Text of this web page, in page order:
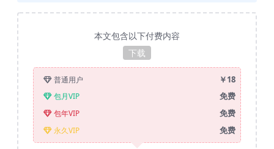
本文包含以下付费内容
下载
普通用户 ￥18
包月VIP 免费
包年VIP 免费
永久VIP 免费